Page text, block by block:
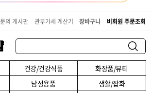
건강/건강식품
화장품/뷰티
남성용품
생활/잡화
의 게시판 관부가세 계산기 장바구니 비회원 주문조회